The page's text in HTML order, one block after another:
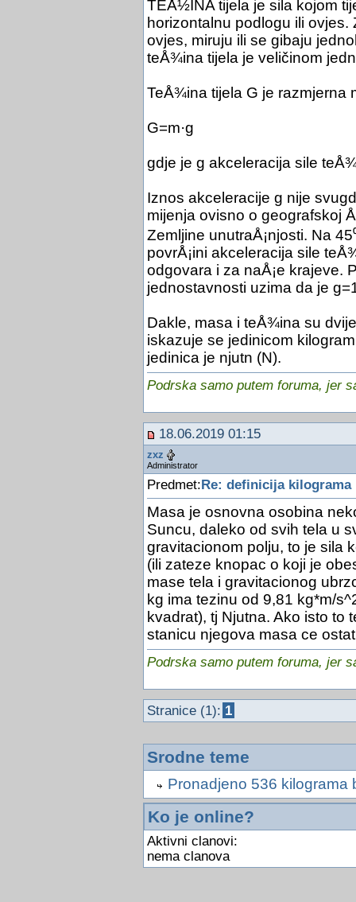
TEÅ½INA tijela je sila kojom
horizontalnu podlogu ili
ovjes, miruju ili se gibaju
teÅ¾ina tijela je veličinom
TeÅ¾ina tijela G je razmjerna
G=m·g
gdje je g akceleracija sile
Iznos akceleracije g nije
mijenja ovisno o geografskoj
Zemljine unutraÅ¡njosti. Na
povrÅ¡ini akceleracija sile
odgovara i za naÅ¡e krajeve.
jednostavnosti uzima da je
Dakle, masa i teÅ¾ina su
iskazuje se jedinicom
jedinica je njutn (N).
Podrska samo putem foruma, jer
18.06.2019 01:15
zxz
Administrator
Predmet: Re: definicija kilograma
Masa je osnovna osobina
Suncu, daleko od svih tela u
gravitacionom polju, to je sila
(ili zateze knopac o koji je
mase tela i gravitacionog
kg ima tezinu od 9,81 kg*m/
kvadrat), tj Njutna. Ako isto to
stanicu njegova masa ce
Podrska samo putem foruma, jer
Stranice (1): 1
Srodne teme
Pronadjeno 536 kilograma
Ko je online?
Aktivni clanovi:
nema clanova